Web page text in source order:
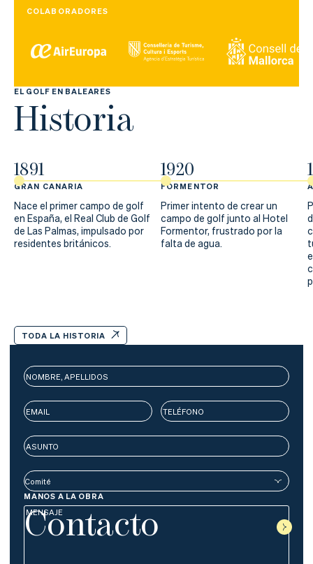
COLABORADORES
EL GOLF EN BALEARES
Historia
1891
GRAN CANARIA
Nace el primer campo de golf
en España, el Real Club de Golf
de Las Palmas, impulsado por
residentes británicos.
1920
FORMENTOR
Primer intento de crear un
campo de golf junto al Hotel
Formentor, frustrado por la
falta de agua.
TODA LA HISTORIA
MANOS A LA OBRA
Contacto